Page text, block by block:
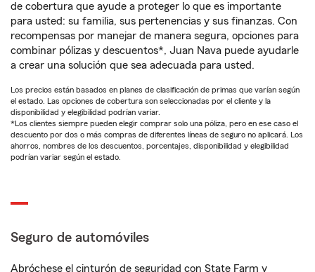
de cobertura que ayude a proteger lo que es importante
para usted: su familia, sus pertenencias y sus finanzas. Con
recompensas por manejar de manera segura, opciones para
combinar pólizas y descuentos*, Juan Nava puede ayudarle
a crear una solución que sea adecuada para usted.
Los precios están basados en planes de clasificación de primas que varían según
el estado. Las opciones de cobertura son seleccionadas por el cliente y la
disponibilidad y elegibilidad podrían variar.
*Los clientes siempre pueden elegir comprar solo una póliza, pero en ese caso el
descuento por dos o más compras de diferentes líneas de seguro no aplicará. Los
ahorros, nombres de los descuentos, porcentajes, disponibilidad y elegibilidad
podrían variar según el estado.
Seguro de automóviles
Abróchese el cinturón de seguridad con State Farm y